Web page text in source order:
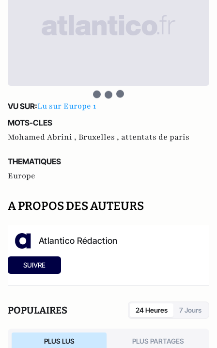
VU SUR:Lu sur Europe 1
MOTS-CLES
Mohamed Abrini , Bruxelles , attentats de paris
THEMATIQUES
Europe
A PROPOS DES AUTEURS
Atlantico Rédaction
SUIVRE
POPULAIRES 24 Heures 7 Jours
PLUS LUS PLUS PARTAGES